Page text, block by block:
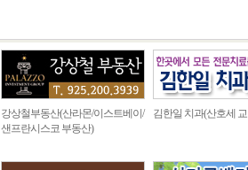
강상철부동산(산라몬/이스트베이/
샌프란시스코 부동산)
김한일 치과(산호세